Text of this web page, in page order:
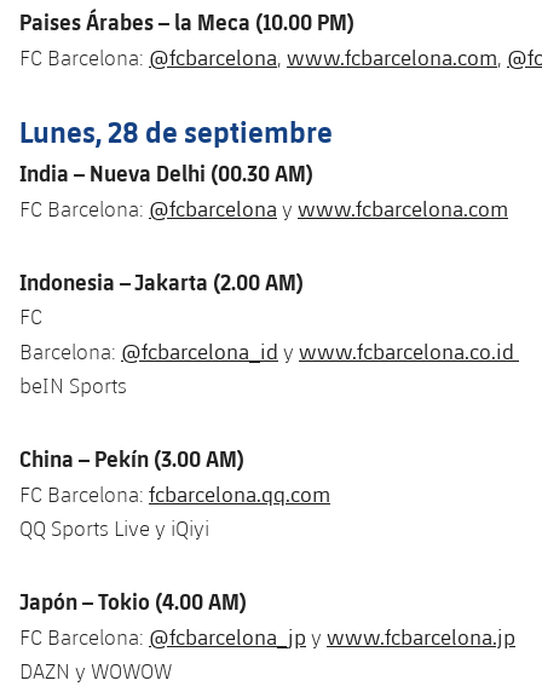
Paises Árabes – la Meca (10.00 PM)
FC Barcelona: @fcbarcelona, www.fcbarcelona.com,
Lunes, 28 de septiembre
India – Nueva Delhi (00.30 AM)
FC Barcelona: @fcbarcelona y www.fcbarcelona.com
Indonesia – Jakarta (2.00 AM)
FC
Barcelona: @fcbarcelona_id y www.fcbarcelona.co.id
beIN Sports
China – Pekín (3.00 AM)
FC Barcelona: fcbarcelona.qq.com
QQ Sports Live y iQiyi
Japón – Tokio (4.00 AM)
FC Barcelona: @fcbarcelona_jp y www.fcbarcelona.jp
DAZN y WOWOW